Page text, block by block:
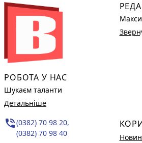
РОБОТА У НАС
Шукаєм таланти
Детальніше
phone_in_talk(0382) 70 98 20,
(0382) 70 98 40